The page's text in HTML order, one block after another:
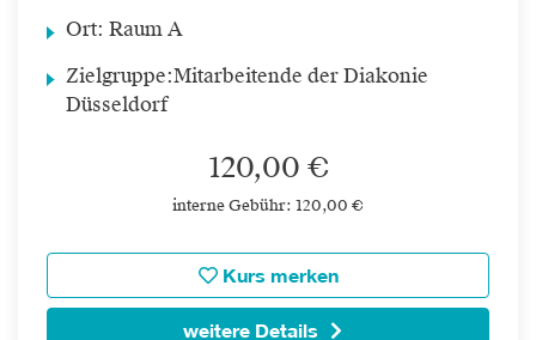
Ort: Raum A
Zielgruppe:Mitarbeitende der Diakonie
Düsseldorf
120,00 €
interne Gebühr: 120,00 €
Kurs merken
weitere Details